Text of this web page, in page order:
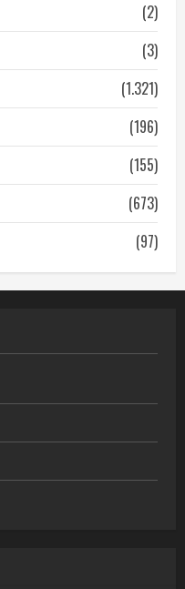
(2)
(3)
(1.321)
(196)
(155)
(673)
(97)